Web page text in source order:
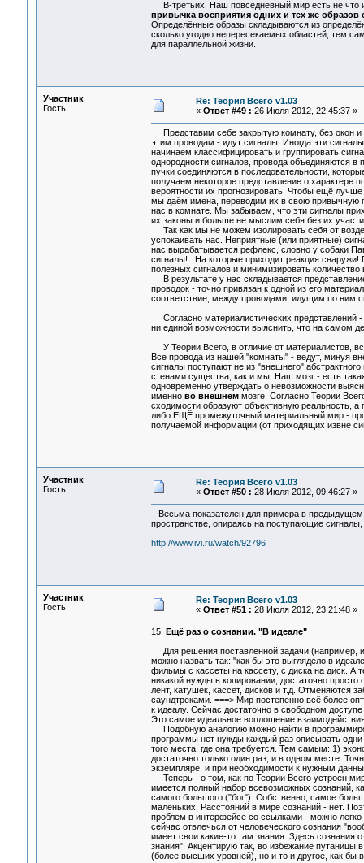
В-третьих. Наш повседневный мир есть не что
привычка восприятия одних и тех же
Определённые образы складываются из
сколько угодно непересекаемых областей, тем
для параллельной жизни.
Участник
Гость
Re: Теория Всего v1.03
« Ответ #49 : 26 Июля 2012, 22:45:37 »
Представим себе закрытую комнату, без окон и
этим проводам - идут сигналы. Иногда эти
начинаем классифицировать и группировать
однородности сигналов, провода объединяются в
пучки соединяются в последовательности,
получаем некоторое представление о
вероятности их прогнозировать. Чтобы ещё
мы даём имена, переводим их в свою привычную
нас в комнате. Мы забываем, что эти сигналы
их законы и больше не мыслим себя без их
Так как мы не можем изолировать себя от
успокаивать нас. Неприятные (или приятные)
нас вырабатывается рефлекс, словно у собаки
сигналы!.. На которые приходит реакция
полезных сигналов и минимизировать
В результате у нас складывается
проводок - точно привязан к одной из его
соответствие, между проводами, идущим по
Согласно материалистических представлений -
ни единой возможности выяснить, что на самом
У Теории Всего, в отличие от материалистов,
Все провода из нашей "комнаты" - ведут, минуя
сигналы поступают не из "внешнего"
стенами существа, как и мы. Наш мозг - есть
одновременно утверждать о невозможности
именно во внешнеммозге. Согласно Теории
сходимости образуют объективную реальность,
либо ЕЩЁ промежуточный материальный мир -
получаемой информации (от приходящих извне
Участник
Гость
Re: Теория Всего v1.03
« Ответ #50 : 28 Июля 2012, 09:46:27 »
Весьма показателен для примера в
пространстве, опираясь на поступающие
http://www.ivi.ru/watch/92796
Участник
Гость
Re: Теория Всего v1.03
« Ответ #51 : 28 Июля 2012, 23:21:48 »
15.
Ещё раз о сознании. "В идеале"
Для решения поставленной задачи (например,
можно назвать так: "как бы это выглядело в
фильмы с кассеты на кассету, с диска на диск. А
никакой нужды в копировании, достаточно
лент, катушек, кассет, дисков и т.д. Отменяются
саундтреками. ===> Мир постепенно всё более
к идеалу. Сейчас достаточно в свободном
Это самое идеальное воплощение
Подобную аналогию можно найти в
программы нет нужды каждый раз описывать
того места, где она требуется. Тем самым: 1)
достаточно только один раз, и в одном месте.
экземпляре, и при необходимости к нужным
Теперь - о том, как по Теории Всего устроен
имеется полный набор всевозможных сознаний,
самого большого ("бог"). Собственно, самое
маленьких. Расстояний в мире сознаний - нет.
проблем в интерфейсе со ссылками - можно легко
сейчас отвлечься от человеческого сознания
имеет свои какие-то там знания. Здесь сознания
знания". Акцентирую так, во избежание путаницы
(более высших уровней), но и то и другое, как бы